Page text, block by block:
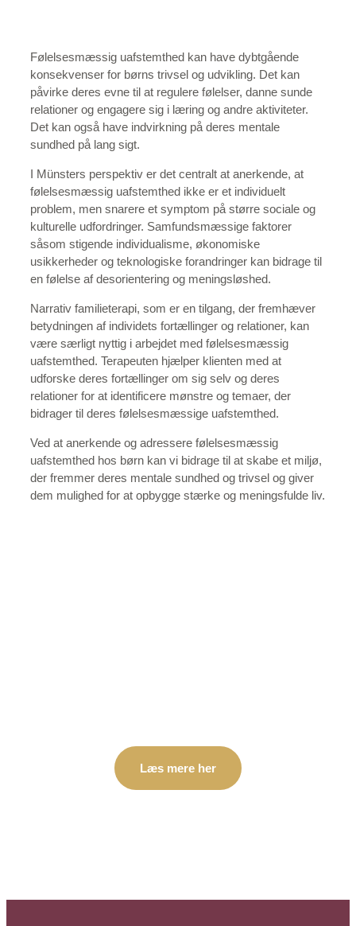
Følelsesmæssig uafstemthed kan have dybtgående
konsekvenser for børns trivsel og udvikling. Det kan
påvirke deres evne til at regulere følelser, danne sunde
relationer og engagere sig i læring og andre aktiviteter.
Det kan også have indvirkning på deres mentale
sundhed på lang sigt.
I Münsters perspektiv er det centralt at anerkende, at
følelsesmæssig uafstemthed ikke er et individuelt
problem, men snarere et symptom på større sociale og
kulturelle udfordringer. Samfundsmæssige faktorer
såsom stigende individualisme, økonomiske
usikkerheder og teknologiske forandringer kan bidrage til
en følelse af desorientering og meningsløshed.
Narrativ familieterapi, som er en tilgang, der fremhæver
betydningen af individets fortællinger og relationer, kan
være særligt nyttig i arbejdet med følelsesmæssig
uafstemthed. Terapeuten hjælper klienten med at
udforske deres fortællinger om sig selv og deres
relationer for at identificere mønstre og temaer, der
bidrager til deres følelsesmæssige uafstemthed.
Ved at anerkende og adressere følelsesmæssig
uafstemthed hos børn kan vi bidrage til at skabe et miljø,
der fremmer deres mentale sundhed og trivsel og giver
dem mulighed for at opbygge stærke og meningsfulde liv.
Læs mere her